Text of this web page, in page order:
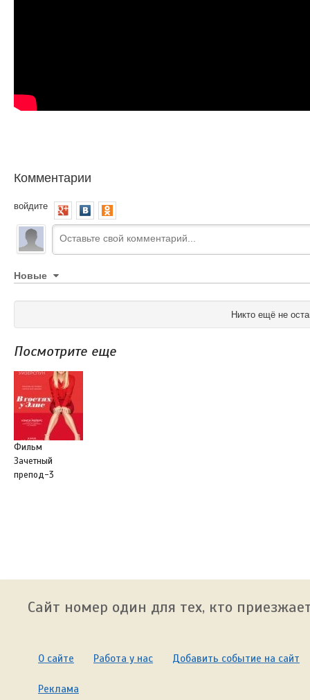
Комментарии
войдите
Новые
Никто ещё не
Посмотрите еще
Фильм
Зачетный
препод-3
Сайт номер один для тех, кто
О сайте Работа у нас Добавить событие на сайт
Реклама